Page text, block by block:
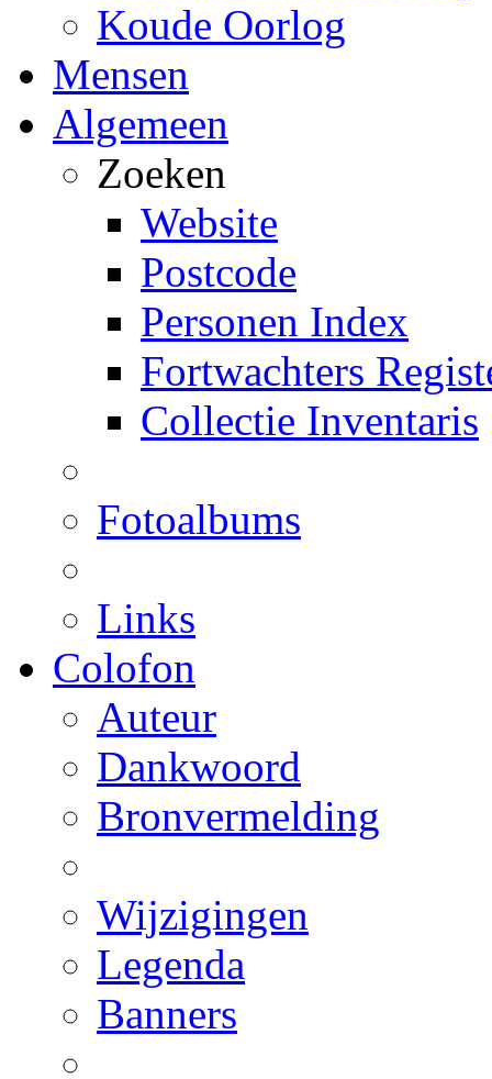
Koude Oorlog
Mensen
Algemeen
Zoeken
Website
Postcode
Personen Index
Fortwachters
Collectie Inventaris
Fotoalbums
Links
Colofon
Auteur
Dankwoord
Bronvermelding
Wijzigingen
Legenda
Banners